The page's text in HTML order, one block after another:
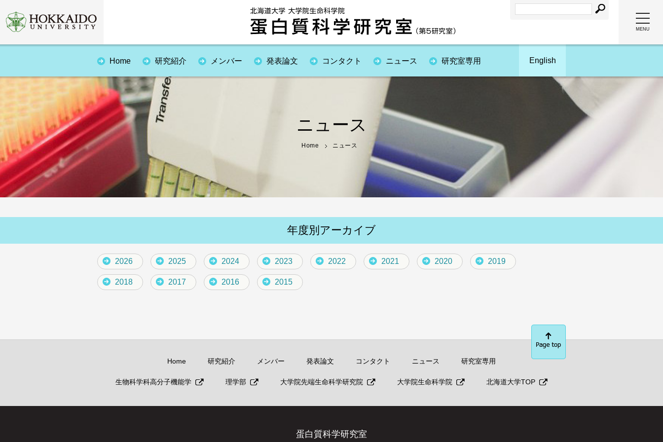
MENU
Home 研究紹介 メンバー 発表論文 コンタクト ニュース 研究室専用 English
ニュース
Home ニュース
年度別アーカイブ
2026 2025 2024 2023 2022 2021 2020 2019
2018 2017 2016 2015
Home 研究紹介 メンバー 発表論文 コンタクト ニュース 研究室専用
生物科学科高分子機能学 理学部 大学院先端生命科学研究院 大学院生命科学院 北海道大学TOP
蛋白質科学研究室